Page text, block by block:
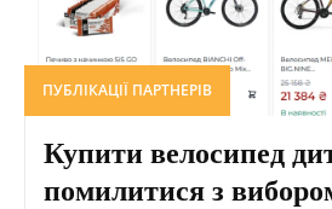
ПУБЛІКАЦІЇ ПАРТНЕРІВ
Купити велосипед
помилитися з